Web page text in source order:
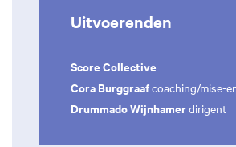
Uitvoerenden
Score Collective
Cora Burggraafcoaching/mise-
Drummado Wijnhamerdirigent